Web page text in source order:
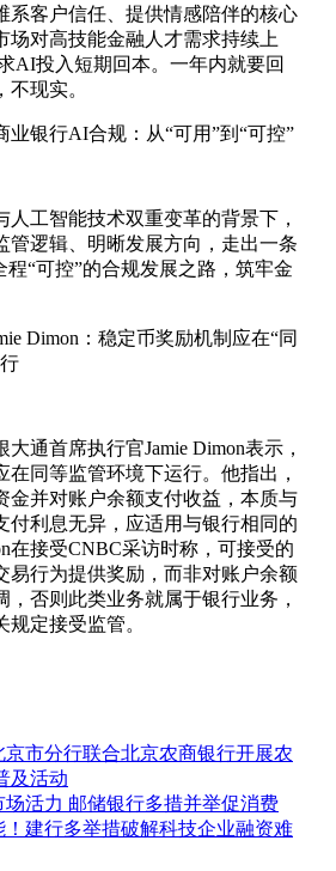
系客户信任、提供情感陪伴的核心
场对高技能金融人才需求持续上
AI投入短期回本。一年内就要回
现实。
业银行AI合规：从“可用”到“可控”
人工智能技术双重变革的背景下，
管逻辑、明晰发展方向，走出一条
程“可控”的合规发展之路，筑牢金
Dimon：稳定币奖励机制应在“同
通首席执行官Jamie Dimon表示，
在同等监管环境下运行。他指出，
金并对账户余额支付收益，本质与
付利息无异，应适用与银行相同的
在接受CNBC采访时称，可接受的
易行为提供奖励，而非对账户余额
，否则此类业务就属于银行业务，
定接受监管。
市分行联合北京农商银行开展农
及活动
活力 邮储银行多措并举促消费
！建行多举措破解科技企业融资难